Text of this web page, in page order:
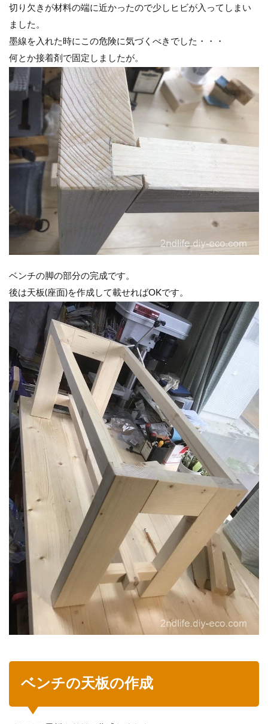
切り欠きが材料の端に近かったので少しヒビが入ってしまい
ました。
墨線を入れた時にこの危険に気づくべきでした・・・
何とか接着剤で固定しましたが。
ベンチの脚の部分の完成です。
後は天板(座面)を作成して載せればOKです。
ベンチの天板の作成